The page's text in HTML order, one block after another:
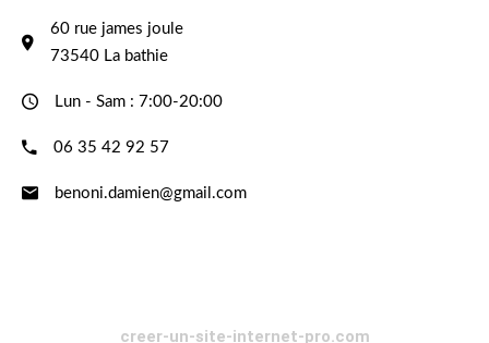
60 rue james joule
73540 La bathie
Lun - Sam : 7:00-20:00
06 35 42 92 57
benoni.damien@gmail.com
creer-un-site-internet-pro.com